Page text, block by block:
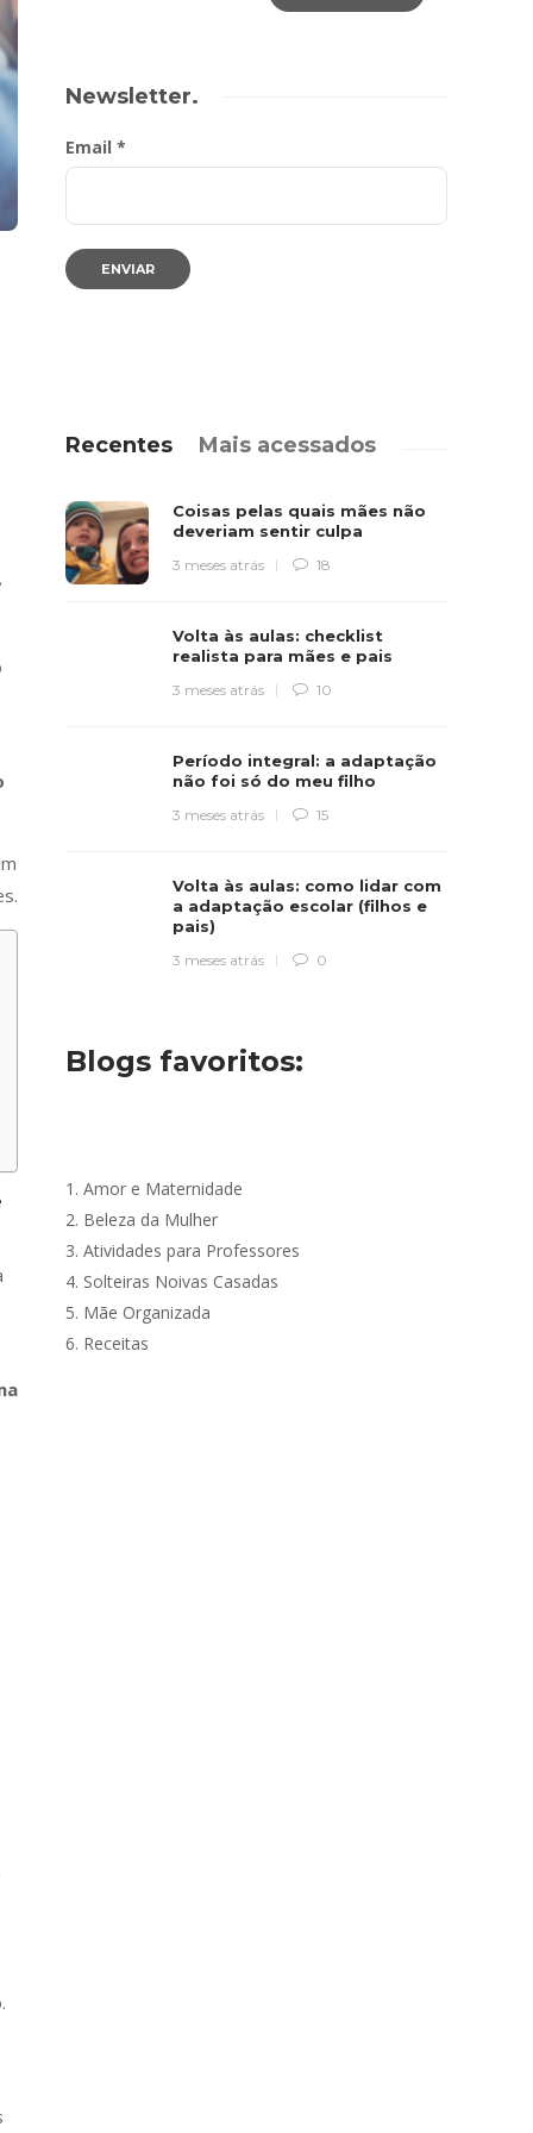
Newsletter.
Email *
Recentes Mais acessados
Coisas pelas quais mães não
deveriam sentir culpa
3 meses atrás 18
Volta às aulas: checklist
realista para mães e pais
3 meses atrás 10
Período integral: a adaptação
não foi só do meu filho
3 meses atrás 15
Volta às aulas: como lidar com
a adaptação escolar (filhos e
pais)
3 meses atrás 0
Blogs favoritos:
1.Amor e Maternidade
2. Beleza da Mulher
3.Atividades para Professores
4. Solteiras Noivas Casadas
5. Mãe Organizada
6. Receitas